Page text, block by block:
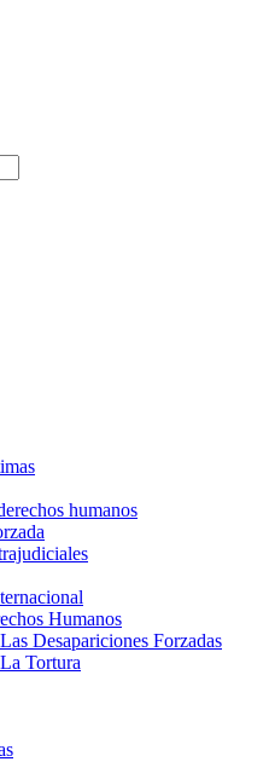
humanos
Humanos​
Desapariciones Forzadas
Tortura​